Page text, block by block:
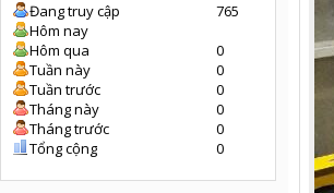
Đang truy cập
765
Hôm nay
Hôm qua
0
Tuần này
0
Tuần trước
0
Tháng này
0
Tháng trước
0
Tổng cộng
0